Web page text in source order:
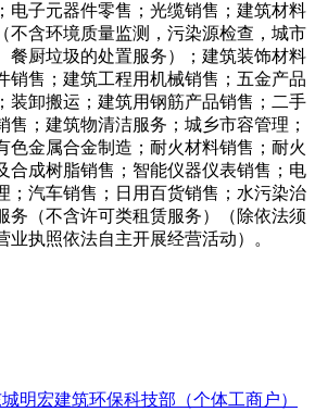
电子元器件零售；光缆销售；建筑材料
不含环境质量监测，污染源检查，城市
餐厨垃圾的处置服务）；建筑装饰材料
销售；建筑工程用机械销售；五金产品
装卸搬运；建筑用钢筋产品销售；二手
售；建筑物清洁服务；城乡市容管理；
色金属合金制造；耐火材料销售；耐火
合成树脂销售；智能仪器仪表销售；电
；汽车销售；日用百货销售；水污染治
务（不含许可类租赁服务）（除依法须
业执照依法自主开展经营活动）。
明宏建筑环保科技部（个体工商户）